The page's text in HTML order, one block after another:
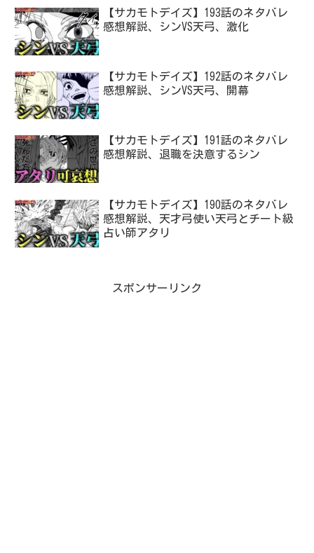
【サカモトデイズ】193話のネタバレ
感想解説、シンVS天弓、激化
【サカモトデイズ】192話のネタバレ
感想解説、シンVS天弓、開幕
【サカモトデイズ】191話のネタバレ
感想解説、退職を決意するシン
【サカモトデイズ】190話のネタバレ
感想解説、天才弓使い天弓とチート級
占い師アタリ
スポンサーリンク